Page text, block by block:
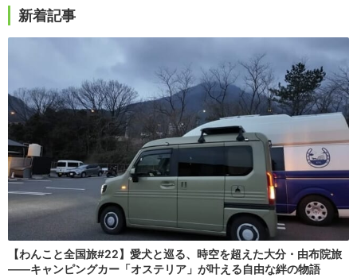
新着記事
【わんこと全国旅#22】愛犬と巡る、時空を超えた大分・由布院旅
――キャンピングカー「オステリア」が叶える自由な絆の物語